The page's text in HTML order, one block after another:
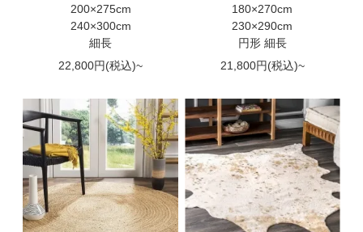
200×275cm
240×300cm
細長
22,800円(税込)~
180×270cm
230×290cm
円形 細長
21,800円(税込)~